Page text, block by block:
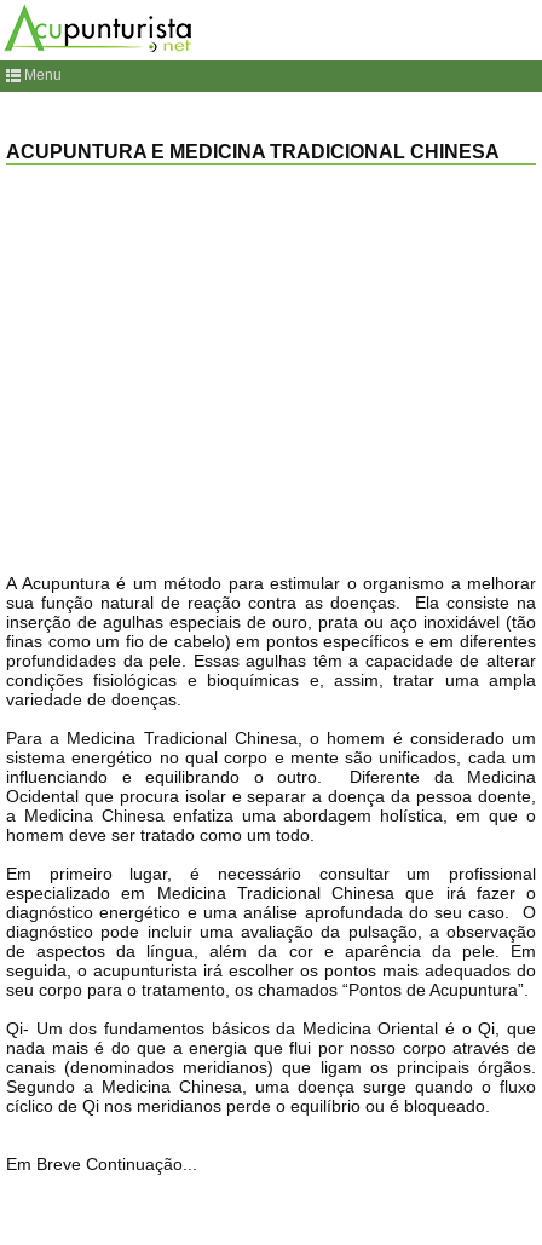
Menu
ACUPUNTURA E MEDICINA TRADICIONAL CHINESA
A Acupuntura é um método para estimular o organismo a melhorar
sua função natural de reação contra as doenças. Ela consiste na
inserção de agulhas especiais de ouro, prata ou aço inoxidável (tão
finas como um fio de cabelo) em pontos específicos e em diferentes
profundidades da pele. Essas agulhas têm a capacidade de alterar
condições fisiológicas e bioquímicas e, assim, tratar uma ampla
variedade de doenças.
Para a Medicina Tradicional Chinesa, o homem é considerado um
sistema energético no qual corpo e mente são unificados, cada um
influenciando e equilibrando o outro. Diferente da Medicina
Ocidental que procura isolar e separar a doença da pessoa doente,
a Medicina Chinesa enfatiza uma abordagem holística, em que o
homem deve ser tratado como um todo.
Em primeiro lugar, é necessário consultar um profissional
especializado em Medicina Tradicional Chinesa que irá fazer o
diagnóstico energético e uma análise aprofundada do seu caso. O
diagnóstico pode incluir uma avaliação da pulsação, a observação
de aspectos da língua, além da cor e aparência da pele. Em
seguida, o acupunturista irá escolher os pontos mais adequados do
seu corpo para o tratamento, os chamados “Pontos de Acupuntura”.
Qi- Um dos fundamentos básicos da Medicina Oriental é o Qi, que
nada mais é do que a energia que flui por nosso corpo através de
canais (denominados meridianos) que ligam os principais órgãos.
Segundo a Medicina Chinesa, uma doença surge quando o fluxo
cíclico de Qi nos meridianos perde o equilíbrio ou é bloqueado.
Em Breve Continuação...